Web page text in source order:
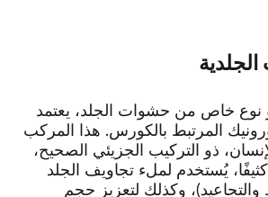
نوع خاص من حشوات الجلد، يعتمد
المرتبط بالكورس. هذا المركب
ذو التركيب الجزيئي الصحيح،
يُستخدم لملء تجاويف الجلد
والتجاعيد)، وكذلك لتعزيز حجم